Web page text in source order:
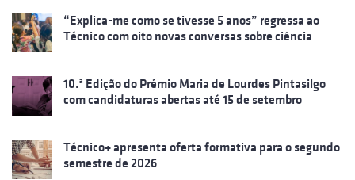
“Explica-me como se tivesse 5 anos” regressa ao
Técnico com oito novas conversas sobre ciência
10.ª Edição do Prémio Maria de Lourdes Pintasilgo
com candidaturas abertas até 15 de setembro
Técnico+ apresenta oferta formativa para o segundo
semestre de 2026